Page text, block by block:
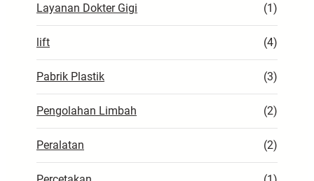
Layanan Dokter Gigi (1)
lift (4)
Pabrik Plastik (3)
Pengolahan Limbah (2)
Peralatan (2)